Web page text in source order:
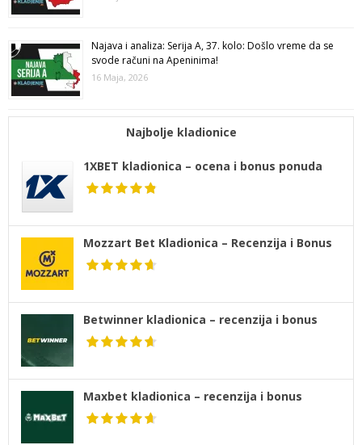
Najava i analiza: Serija A, 37. kolo: Došlo vreme da se
svode računi na Apeninima!
16 Maja, 2026
Najbolje kladionice
1XBET kladionica – ocena i bonus ponuda
Mozzart Bet Kladionica – Recenzija i Bonus
Betwinner kladionica – recenzija i bonus
Maxbet kladionica – recenzija i bonus